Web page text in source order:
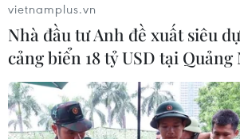
vietnamplus.vn
Nhà đầu tư Anh đề xuất siêu
cảng biển 18 tỷ USD tại Quảng